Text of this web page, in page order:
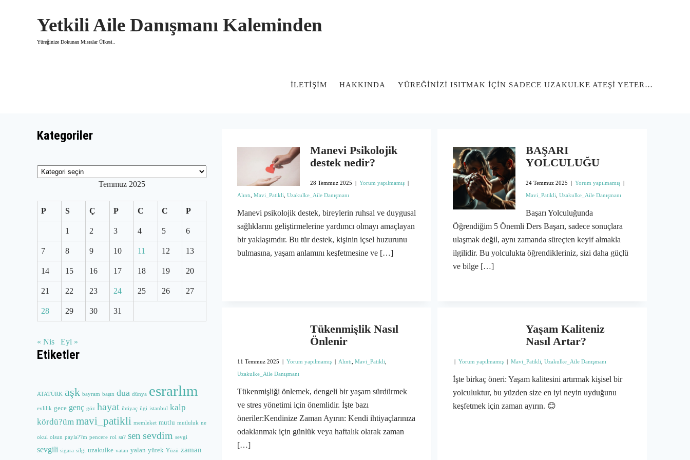
Yetkili Aile Danışmanı Kaleminden
Yüreğinize Dokunan Mısralar Ülkesi..
İLETIŞIM HAKKINDA YÜREĞİNİZİ ISITMAK İÇİN SADECE UZAKULKE ATEŞİ YETER…
Manevi Psikolojik
destek nedir?
28 Temmuz 2025 | Yorum yapılmamış|
Alıntı Mavi_Patikli Uzakulke_Aile Danışmanı
Manevi psikolojik destek, bireylerin ruhsal ve duygusal
sağlıklarını geliştirmelerine yardımcı olmayı amaçlayan
bir yaklaşımdır. Bu tür destek, kişinin içsel huzurunu
bulmasına, yaşam anlamını keşfetmesine ve […]
BAŞARI
YOLCULUĞU
24 Temmuz 2025 | Yorum yapılmamış|
Mavi_Patikli Uzakulke_Aile Danışmanı
Başarı Yolculuğunda
Öğrendiğim 5 Önemli Ders Başarı, sadece sonuçlara
ulaşmak değil, aynı zamanda süreçten keyif almakla
ilgilidir. Bu yolculukta öğrendikleriniz, sizi daha güçlü
ve bilge […]
Tükenmişlik Nasıl
Önlenir
11 Temmuz 2025 | Yorum yapılmamış | Alıntı Mavi_Patikli
Uzakulke_Aile Danışmanı
Tükenmişliği önlemek, dengeli bir yaşam sürdürmek
ve stres yönetimi için önemlidir. İşte bazı
öneriler:Kendinize Zaman Ayırın: Kendi ihtiyaçlarınıza
odaklanmak için günlük veya haftalık olarak zaman
[…]
Yaşam Kaliteniz
Nasıl Artar?
| Yorum yapılmamış | Mavi_Patikli Uzakulke_Aile Danışmanı
İşte birkaç öneri: Yaşam kalitesini artırmak kişisel bir
yolculuktur, bu yüzden size en iyi neyin uyduğunu
keşfetmek için zaman ayırın. 😊
Kategoriler
Kategoriler
Temmuz 2025
P S Ç P C C P
1 2 3 4 5 6
7 8 9 10 11 12 13
14 15 16 17 18 19 20
21 22 23 24 25 26 27
28 29 30 31
« Nis Eyl »
Etiketler
ATATÜRK aşk bayram başın dua dünya esrarlım
evlilik gece genç göz hayat ihtiyaç ilgi istanbul kalp
kördü?üm mavi_patikli memleket mutlu mutluluk ne
okul olsun payla??m pencere rol sa? sen sevdim sevgi
sevgili sigara silgi uzakulke vatan yalan yürek Yüzü zaman